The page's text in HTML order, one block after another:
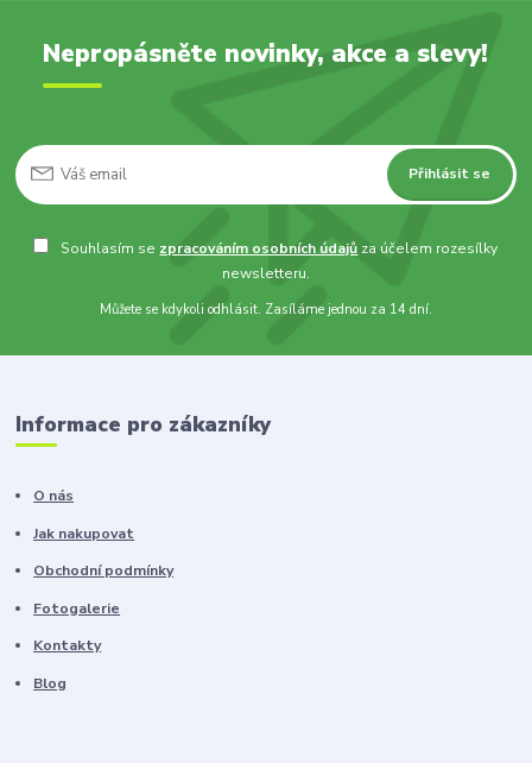
Nepropásněte novinky, akce a slevy!
Přihlásit se
Souhlasím se zpracováním osobních údajů za účelem rozesílky
newsletteru.
Můžete se kdykoli odhlásit. Zasíláme jednou za 14 dní.
Informace pro zákazníky
O nás
Jak nakupovat
Obchodní podmínky
Fotogalerie
Kontakty
Blog